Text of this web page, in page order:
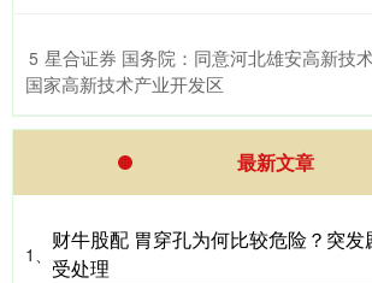
5 星合证券 国务院：同意河北雄安高新技
国家高新技术产业开发区
最新文章
1、
财牛股配 胃穿孔为何比较危险？突
受处理